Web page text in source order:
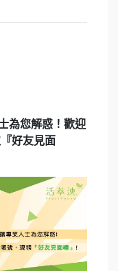
為您解惑！歡迎
好友見面